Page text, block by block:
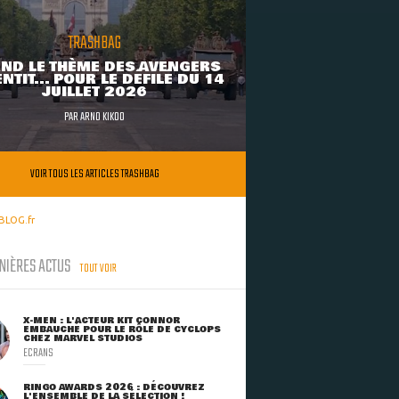
TRASHBAG
LE THÈME DES AVENGERS
POUR LE DÉFILÉ DU 14
JUILLET 2026
PARARNO KIKOO
VOIR TOUS LES ARTICLES TRASHBAG
ACTUS TOUT VOIR
X-MEN : L'ACTEUR KIT CONNOR
EMBAUCHÉ POUR LE RÔLE DE CYCLOPS
CHEZ MARVEL STUDIOS
ECRANS
RINGO AWARDS 2026 : DÉCOUVREZ